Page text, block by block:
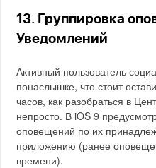
13. Группировка
Уведомлений
Активный пользователь
понаслышке, что стоит
часов, как разобраться в
непросто. В iOS 9
оповещений по их
приложению (ранее
времени).